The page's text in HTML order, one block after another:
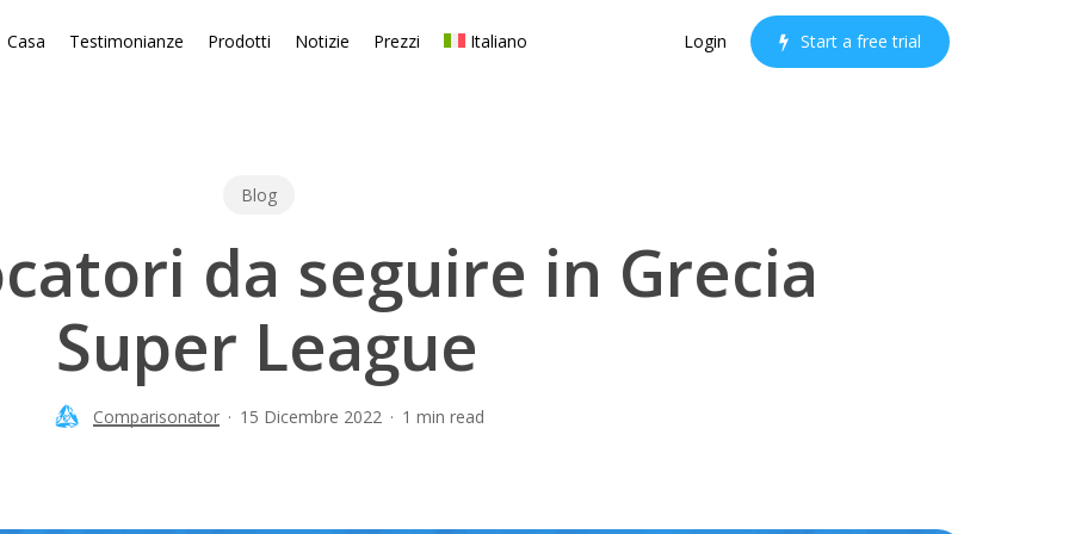
Casa Testimonianze Prodotti Notizie Prezzi Italiano Login Start a free trial
Blog
da seguire in Grecia
Super League
Comparisonator 15 Dicembre 2022 1 min read